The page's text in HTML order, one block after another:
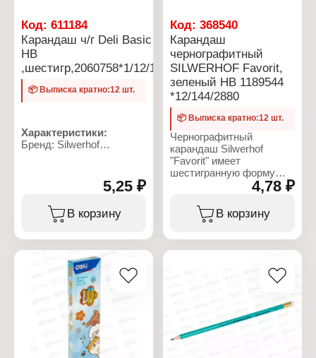
Код: 611184
Карандаш ч/г Deli Basic
HB
,шестигр,2060758*1/12/144
📦 Выписка кратно:12 шт.
Характеристики:
Бренд: Silwerhof
Модель: "Daily Basic"
Диаметр грифеля: 2 мм
Форма корпуса:
шестигранная
Материал корпуса:
Заводская заточка: есть
5,25 ₽
В корзину
Код:368540
Карандаш
чернографитный
SILWERHOF Favorit,
зеленый НB 1189544
*12/144/2880
📦 Выписка кратно:12 шт.
Чернографитный
карандаш Silwerhof
"Favorit" имеет
шестигранную форму
корпуса. Корпус из
пластика, покрытого
многослойным лаком,
обладает гибкостью, а
обработку, благодаря
целостность при ударах.
На торце карандаша
имеется ластик.
Продается заточенным.
4,78 ₽
В корзину